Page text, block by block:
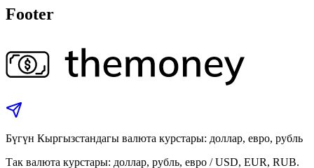
Footer
Бүгүн Кыргызстандагы валюта курстары: доллар, евро, рубль
Так валюта курстары: доллар, рубль, евро / USD, EUR, RUB.